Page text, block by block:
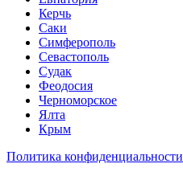
Керчь
Саки
Симферополь
Севастополь
Судак
Феодосия
Черноморское
Ялта
Крым
Политика конфиденциальности